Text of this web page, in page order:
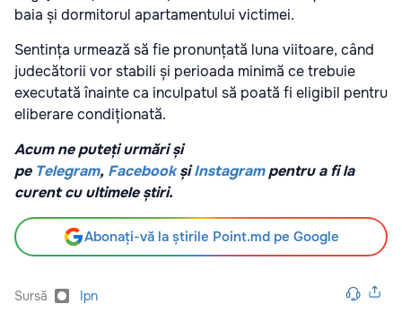
baia și dormitorul apartamentului victimei.
Sentința urmează să fie pronunțată luna viitoare, când
judecătorii vor stabili și perioada minimă ce trebuie
executată înainte ca inculpatul să poată fi eligibil pentru
eliberare condiționată.
Acum ne puteți urmări și
pe Telegram, Facebook șiInstagrampentru a fi la
curent cu ultimele știri.
Abonați-vă la știrile Point.md pe Google
Sursă Ipn